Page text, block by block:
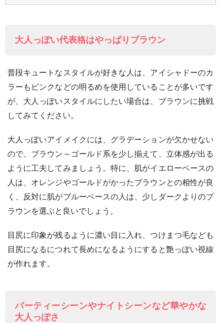
大人っぽい代表格はやっぱりブラウン
普段キュートなスタイルが好きな人は、アイシャドーのカ
ラーもピンクなどの明るめを使用していることが多いです
が、大人っぽいスタイルにしたい場合は、ブラウンに挑戦
してみてください。
大人っぽいアイメイクには、グラデーションが欠かせない
ので、ブラウン～ゴールド系を少し揃えて、立体感が出る
ように工夫してみましょう。特に、肌がイエローベースの
人は、オレンジやゴールドがかったブラウンとの相性が良
く、反対に肌がブルーベースの人は、少しダークよりのブ
ラウンを選ぶと良いでしょう。
目尻に印象が残るように濃い目に入れ、つけまつ毛なども
目尻になるにつれて長めになるようにすると艶っぽい視線
が作れます。
パーティーシーンやナイトシーンなど華やかな
大人っぽさ